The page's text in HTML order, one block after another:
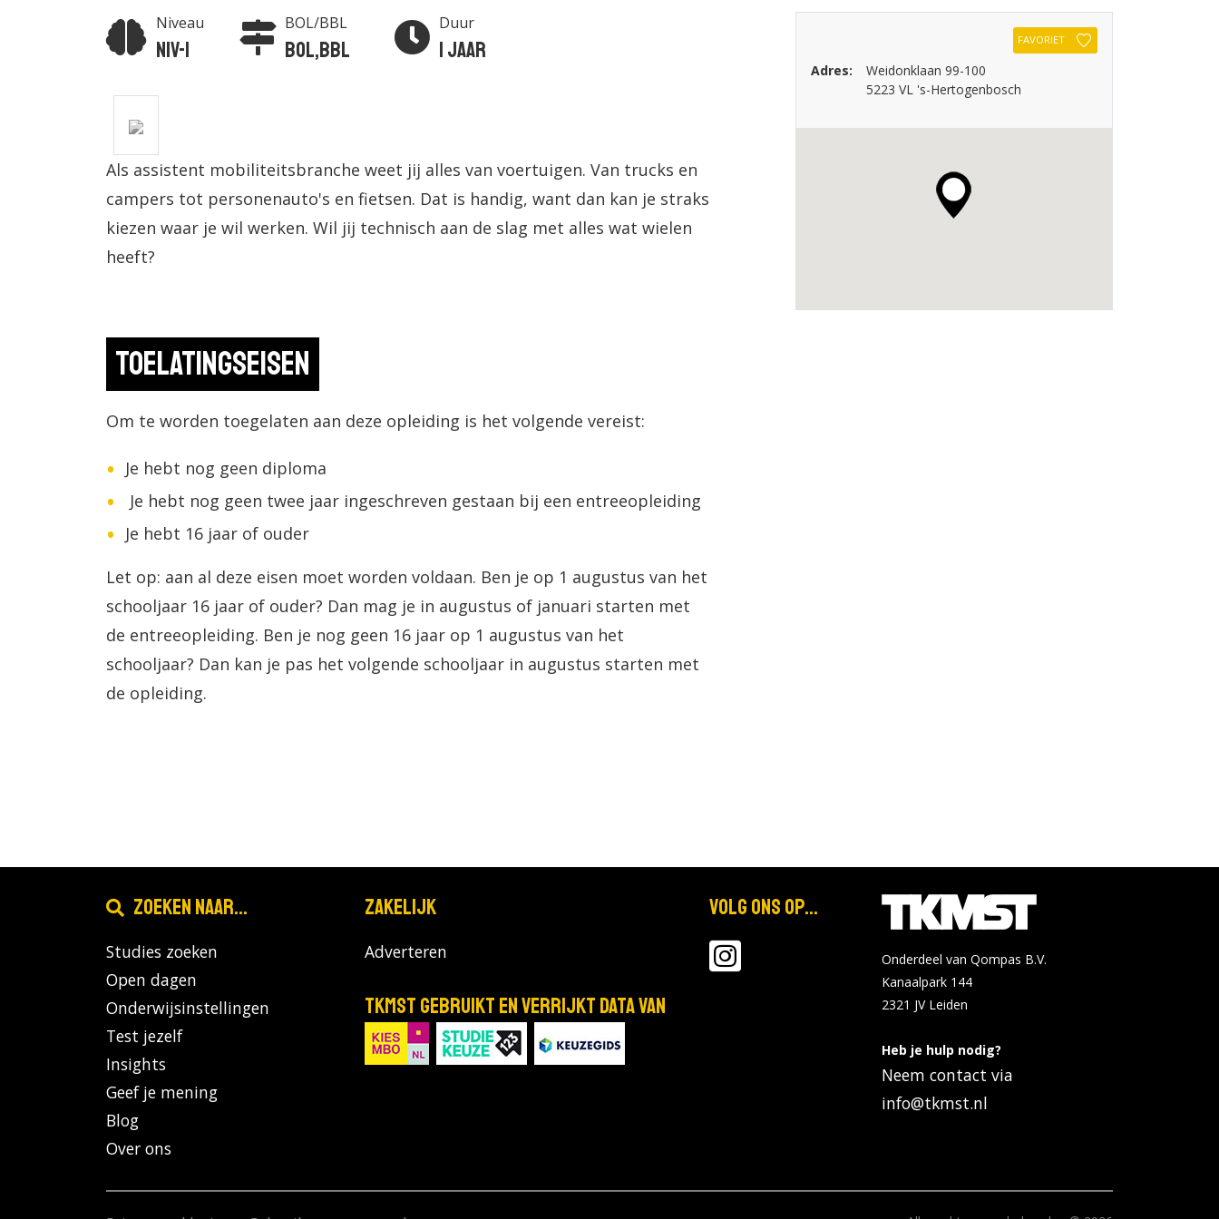
Niveau
Niv-1
BOL/BBL
BOL,BBL
Duur
1 jaar
Als assistent mobiliteitsbranche weet jij alles van voertuigen. Van trucks en
campers tot personenauto's en fietsen. Dat is handig, want dan kan je straks
kiezen waar je wil werken. Wil jij technisch aan de slag met alles wat wielen
heeft?
Toelatingseisen
Om te worden toegelaten aan deze opleiding is het volgende vereist:
Je hebt nog geen diploma
Je hebt nog geen twee jaar ingeschreven gestaan bij een entreeopleiding
Je hebt 16 jaar of ouder
Let op: aan al deze eisen moet worden voldaan. Ben je op 1 augustus van het
schooljaar 16 jaar of ouder? Dan mag je in augustus of januari starten met
de entreeopleiding. Ben je nog geen 16 jaar op 1 augustus van het
schooljaar? Dan kan je pas het volgende schooljaar in augustus starten met
de opleiding.
FAVORIET
Adres:
Weidonklaan 99-100
5223 VL 's-Hertogenbosch
Zoeken naar...
Studies zoeken
Open dagen
Onderwijsinstellingen
Test jezelf
Insights
Geef je mening
Blog
Over ons
Zakelijk
Adverteren
TKMST gebruikt en verrijkt data van
Volg ons op...
Onderdeel van Qompas B.V.
Kanaalpark 144
2321 JV Leiden
Heb je hulp nodig?
Neem contact via
info@tkmst.nl